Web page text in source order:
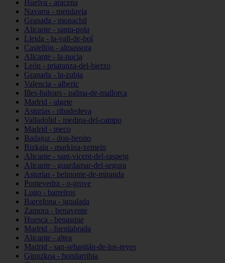
Huelva - aracena
Navarra - mendavia
Granada - monachil
Alicante - santa-pola
Lleida - la-vall-de-boí
Castellón - almassora
Alicante - la-nucia
León - priaranza-del-bierzo
Granada - la-zubia
Valencia - alberic
Illes-balears - palma-de-mallorca
Madrid - algete
Asturias - ribadedeva
Valladolid - medina-del-campo
Madrid - meco
Badajoz - don-benito
Bizkaia - markina-xemein
Alicante - sant-vicent-del-raspeig
Alicante - guardamar-del-segura
Asturias - belmonte-de-miranda
Pontevedra - o-grove
Lugo - barreiros
Barcelona - igualada
Zamora - benavente
Huesca - benasque
Madrid - fuenlabrada
Alicante - altea
Madrid - san-sebastián-de-los-reyes
Gipuzkoa - hondarribia